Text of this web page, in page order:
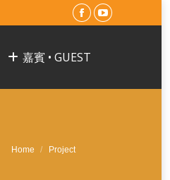
Facebook
opens
YouTube
嘉賓 • GUEST
You are here:
Home Project